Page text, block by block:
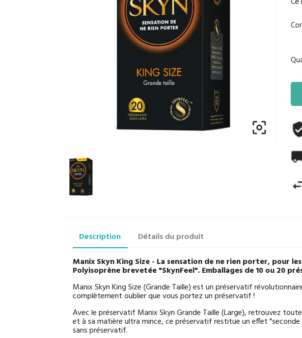

Description
Détails du produit
Manix Skyn King Size - La sensation de ne rien porter, pour
Polyisoprène brevetée "SkynFeel". Emballages de 10 ou 20
Manix Skyn King Size (Grande Taille) est un préservatif
complètement oublier que vous portez un préservatif !
Avec le préservatif Manix Skyn Grande Taille (Large), retrouvez
et à sa matière ultra mince, ce préservatif restitue un effet
sans préservatif.